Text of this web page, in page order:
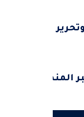
المنصات